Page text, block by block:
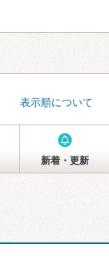
表示順について
新着・更新